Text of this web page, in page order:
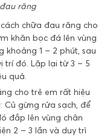
răng
chữa đau răng cho
khăn bọc đá lên vùng
1 – 2 phút, sau
trí đó. Lặp lại từ 3 – 5
quả.
cho trẻ em rất hiệu
Củ gừng rửa sạch, để
đắp lên vùng chân
2 – 3 lần và duy trì